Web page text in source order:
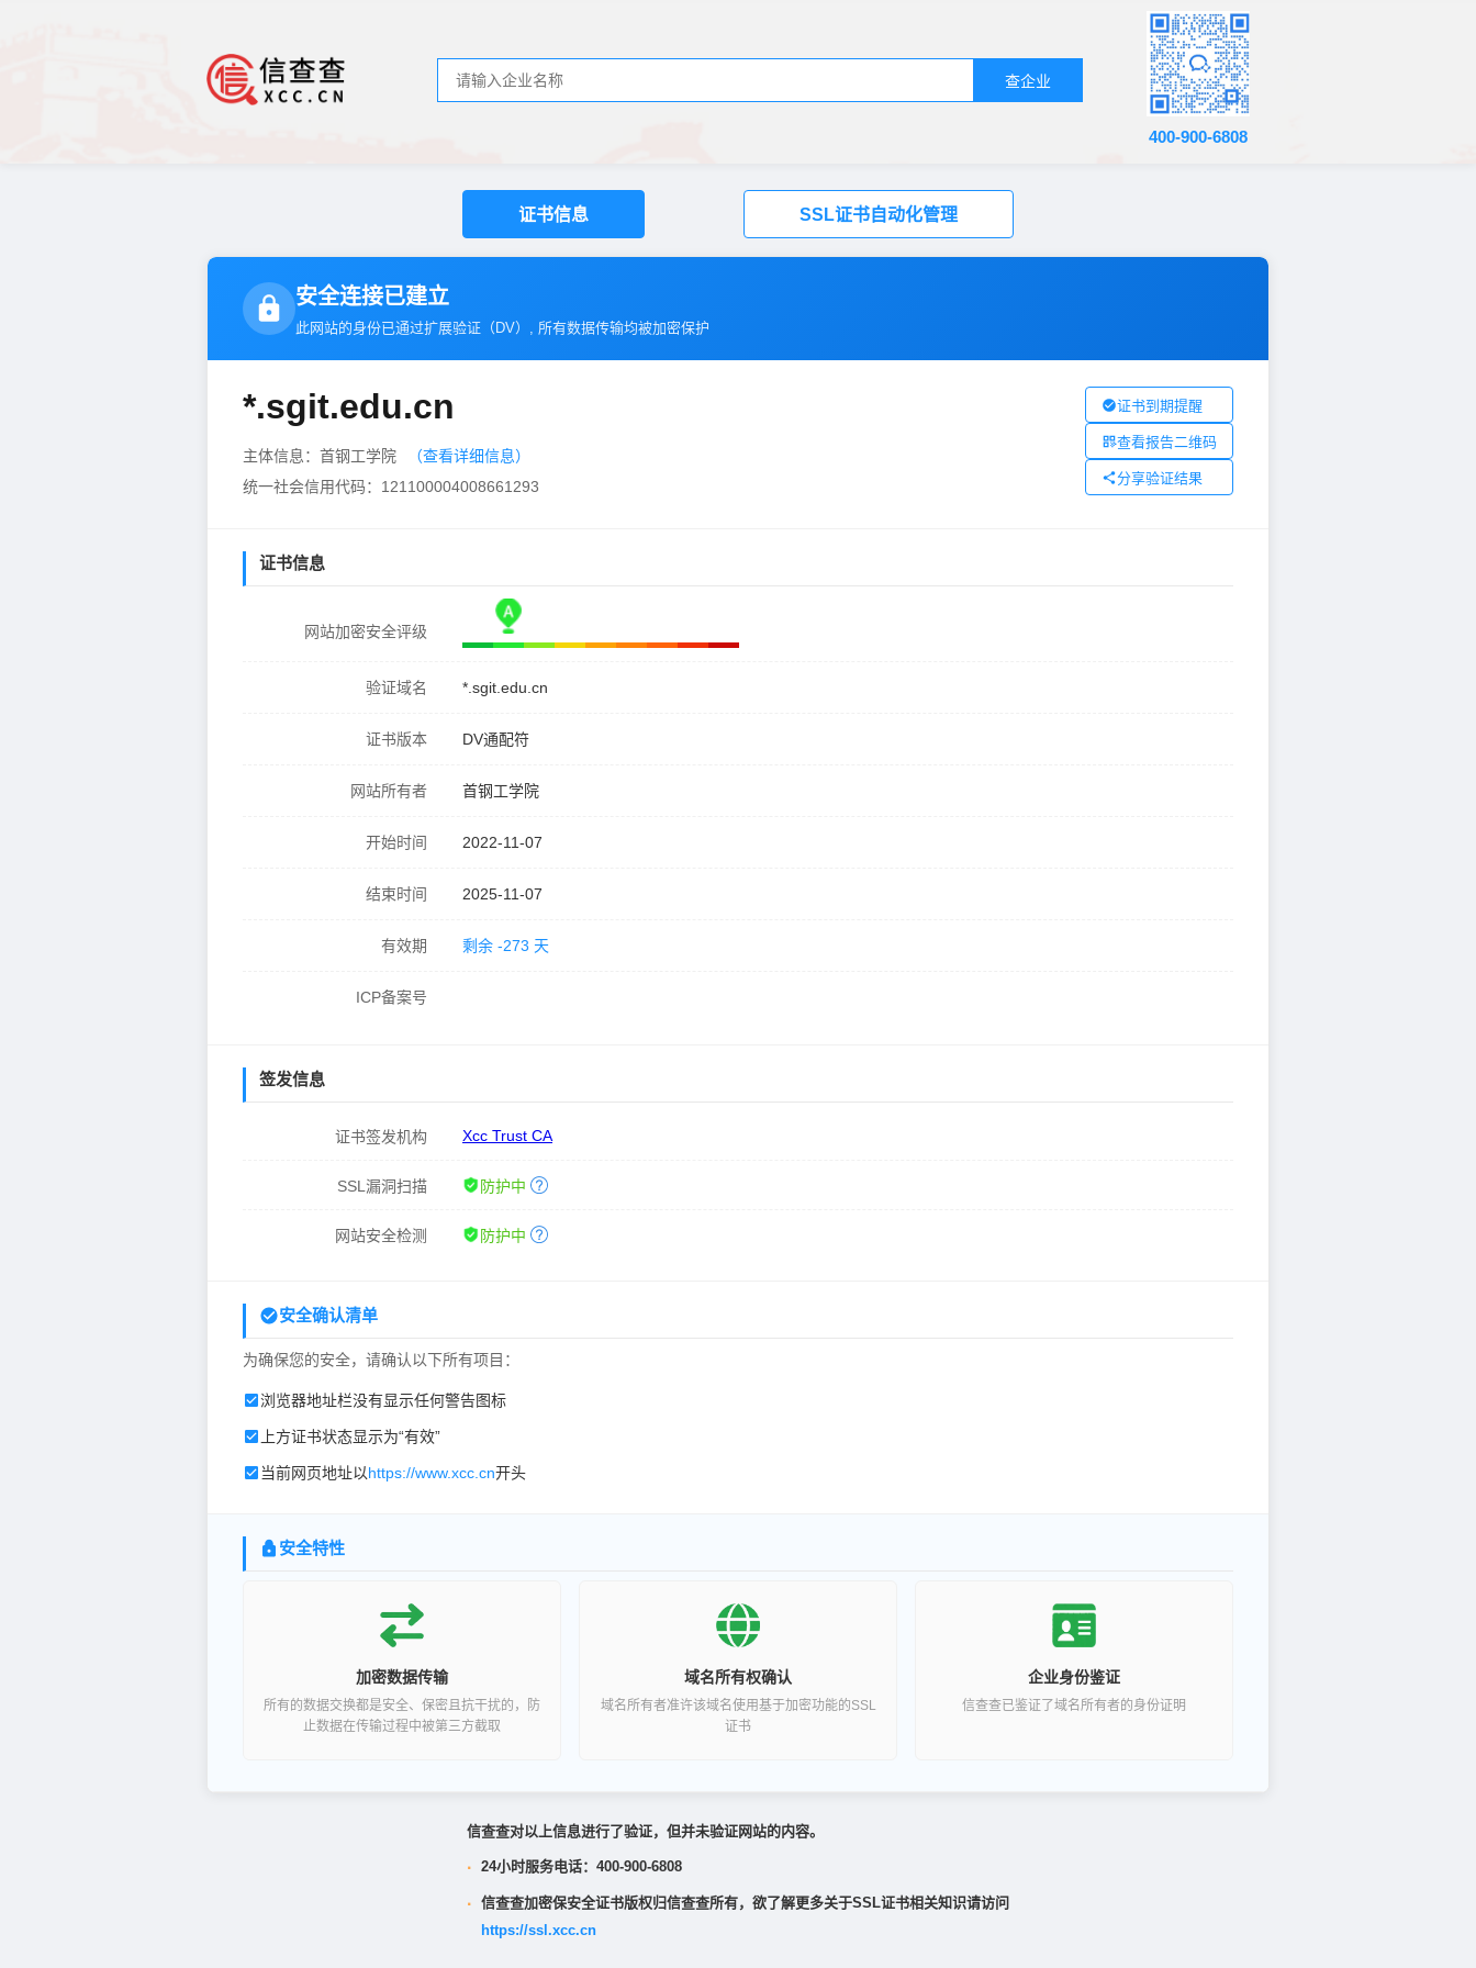
查企业
400-900-6808
证书信息 SSL证书自动化管理
安全连接已建立
此网站的身份已通过扩展验证（ DV）, 所有数据传输均被加密保护
*.sgit.edu.cn
主体信息：首钢工学院
（查看详细信息）
统一社会信用代码：121100004008661293
证书到期提醒
查看报告二维码
分享验证结果
证书信息
网站加密安全评级
验证域名 *.sgit.edu.cn
证书版本 DV通配符
网站所有者 首钢工学院
开始时间 2022-11-07
结束时间 2025-11-07
有效期 剩余 -273 天
ICP备案号
签发信息
证书签发机构 Xcc Trust CA
SSL漏洞扫描 防护中
网站安全检测 防护中
安全确认清单
为确保您的安全，请确认以下所有项目：
浏览器地址栏没有显示任何警告图标
上方证书状态显示为“有效”
当前网页地址以https://www.xcc.cn开头
安全特性
加密数据传输
所有的数据交换都是安全、保密且抗干扰的，防
止数据在传输过程中被第三方截取
域名所有权确认
域名所有者准许该域名使用基于加密功能的SSL
证书
企业身份鉴证
信查查已鉴证了域名所有者的身份证明
信查查对以上信息进行了验证，但并未验证网站的内容。
· 24小时服务电话：400-900-6808
· 信查查加密保安全证书版权归信查查所有，欲了解更多关于SSL证书相关知识请访问
https://ssl.xcc.cn